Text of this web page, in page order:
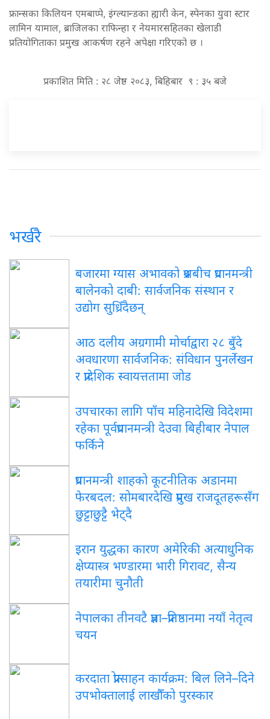
फ्रान्सका किलियन एमबाप्पे, इंग्ल्यान्डका ह्यारी केन, स्पेनका युवा स्टार
लामिन यामाल, ब्राजिलका राफिन्हा र नेयमारसहितका खेलाडी
प्रतियोगिताका प्रमुख आकर्षण रहने अपेक्षा गरिएको छ ।
प्रकाशित मिति : २८ जेष्ठ २०८३, बिहिबार ९ : ३५ बजे
भर्खरै
बजारमा ग्यास अभावको प्रश्नबीच प्रधानमन्त्री
बालेनको दाबी: सार्वजनिक संस्थान र
उद्योग सुध्रिँदैछन्
आठ दलीय अग्रगामी मोर्चाद्वारा २८ बुँदे
अवधारणा सार्वजनिक: संविधान पुनर्लेखन
र प्रादेशिक स्वायत्ततामा जोड
उपचारका लागि पाँच महिनादेखि विदेशमा
रहेका पूर्वप्रधानमन्त्री देउवा बिहीबार नेपाल
फर्किने
प्रधानमन्त्री शाहको कूटनीतिक अडानमा
फेरबदल: सोमबारदेखि प्रमुख राजदूतहरूसँग
छुट्टाछुट्टै भेट्दै
इरान युद्धका कारण अमेरिकी अत्याधुनिक
क्षेप्यास्त्र भण्डारमा भारी गिरावट, सैन्य
तयारीमा चुनौती
नेपालका तीनवटै प्रज्ञा–प्रतिष्ठानमा नयाँ नेतृत्व
चयन
करदाता प्रोत्साहन कार्यक्रम: बिल लिने–दिने
उपभोक्तालाई लाखौँको पुरस्कार